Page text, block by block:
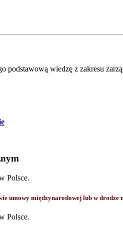
podstawową wiedzę z zakresu
Polsce.
umowy międzynarodowej lub w
Polsce.